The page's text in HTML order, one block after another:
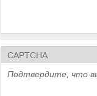
CAPTCHA
Подтвердите, что